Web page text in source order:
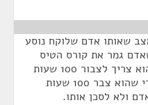
שאותו אדם שלוקח נוסע
גמר את קורס הטיס
הוא עדיין לא רשאי לקחת נוסע, הוא צריך לצבור 100 שעות
– נראה את זה בתקנה אחרת. אחרי שהוא צבר 100 שעות
ולא לסכן אותו.